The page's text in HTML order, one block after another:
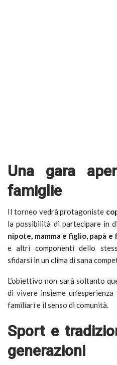
Una gara
famiglie
Il torneo vedrà protagoniste
la possibilità di partecipare in
nipote, mamma e figlio, papà e
e altri componenti dello
sfidarsi in un clima di sana
L’obiettivo non sarà soltanto
di vivere insieme
familiari e il senso di comunità.
Sport e
generazioni